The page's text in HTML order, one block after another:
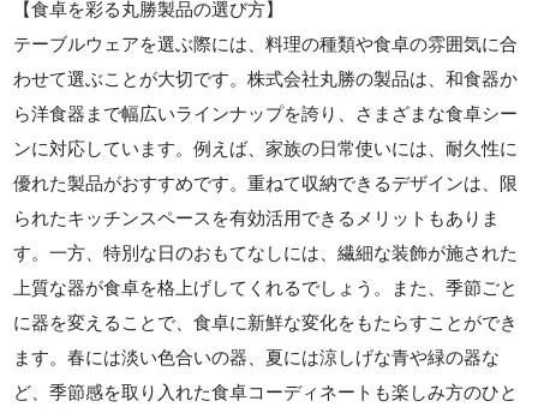
【食卓を彩る丸勝製品の選び方】
テーブルウェアを選ぶ際には、料理の種類や食卓の雰囲気に合
わせて選ぶことが大切です。株式会社丸勝の製品は、和食器か
ら洋食器まで幅広いラインナップを誇り、さまざまな食卓シー
ンに対応しています。例えば、家族の日常使いには、耐久性に
優れた製品がおすすめです。重ねて収納できるデザインは、限
られたキッチンスペースを有効活用できるメリットもありま
す。一方、特別な日のおもてなしには、繊細な装飾が施された
上質な器が食卓を格上げしてくれるでしょう。また、季節ごと
に器を変えることで、食卓に新鮮な変化をもたらすことができ
ます。春には淡い色合いの器、夏には涼しげな青や緑の器な
ど、季節感を取り入れた食卓コーディネートも楽しみ方のひと